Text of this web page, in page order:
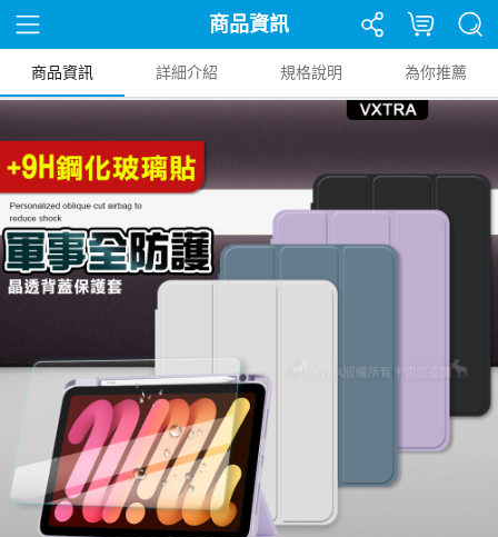
商品資訊
商品資訊 詳細介紹 規格說明 為你推薦